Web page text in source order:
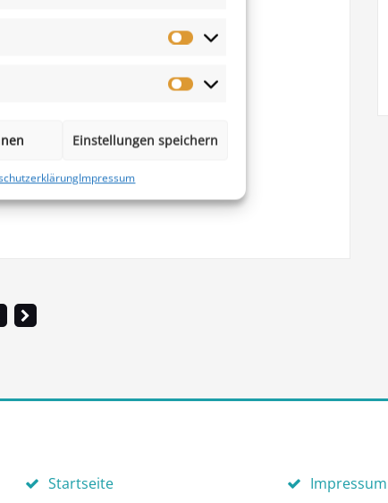
Einstellungen speichern
Impressum
Vorschau – Speichern –
Startseite Impressum